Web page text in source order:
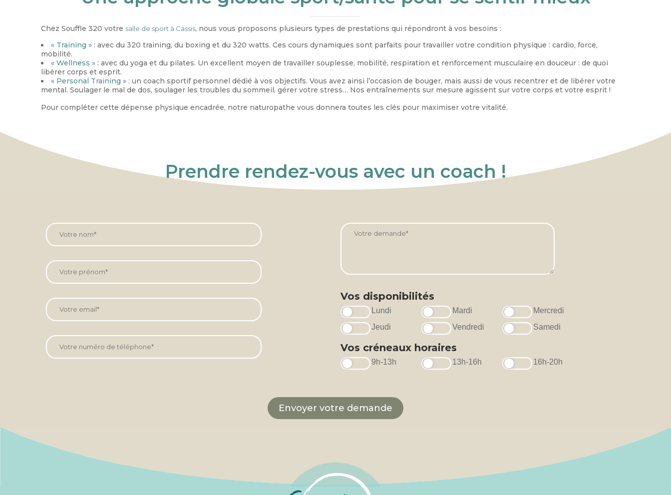
Chez Souffle 320 votre salle de sport à Cassis, nous vous proposons plusieurs types de prestations qui répondront à vos besoins :
« Training » : avec du 320 training, du boxing et du 320 watts. Ces cours dynamiques sont parfaits pour travailler votre condition physique : cardio, force,
mobilité.
« Wellness » : avec du yoga et du pilates. Un excellent moyen de travailler souplesse, mobilité, respiration et renforcement musculaire en douceur : de quoi
libérer corps et esprit.
« Personal Training » : un coach sportif personnel dédié à vos objectifs. Vous avez ainsi l’occasion de bouger, mais aussi de vous recentrer et de libérer votre
mental. Soulager le mal de dos, soulager les troubles du sommeil, gérer votre stress… Nos entraînements sur mesure agissent sur votre corps et votre esprit !
Pour compléter cette dépense physique encadrée, notre naturopathe vous donnera toutes les clés pour maximiser votre vitalité.
Prendre rendez-vous avec un coach !
Vos disponibilités
Lundi Mardi
Mercredi
Jeudi
Vendredi Samedi
Vos créneaux horaires
9h-13h 13h-16h 16h-20h